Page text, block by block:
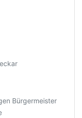
Bürgermeister